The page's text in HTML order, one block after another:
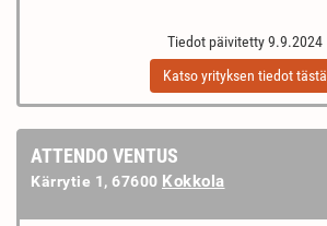
Tiedot päivitetty 9.9.2024
Katso yrityksen tiedot tästä
ATTENDO VENTUS
Kärrytie 1, 67600 Kokkola